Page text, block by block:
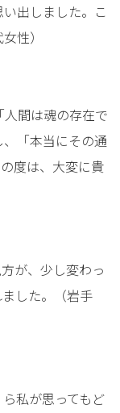
出しました。こ
性）
間は魂の存在で
「本当にその通
度は、大変に貴
が、少し変わっ
した。（岩手
私が思ってもど